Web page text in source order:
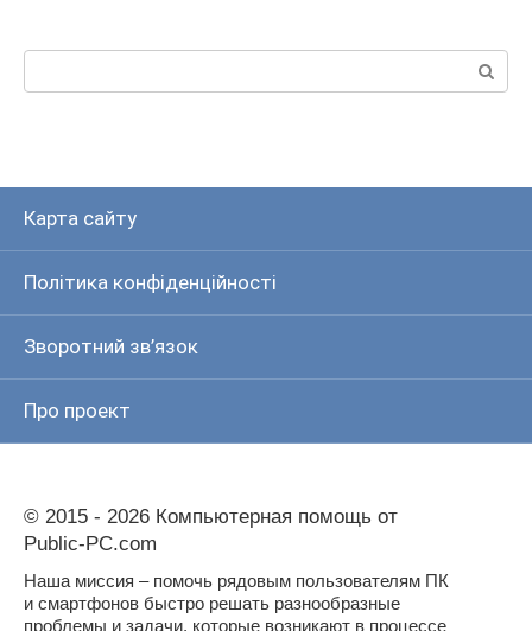
Карта сайту
Політика конфіденційності
Зворотний зв’язок
Про проект
© 2015 - 2026 Компьютерная помощь от
Public-PC.com
Наша миссия – помочь рядовым пользователям ПК
и смартфонов быстро решать разнообразные
проблемы и задачи, которые возникают в процессе